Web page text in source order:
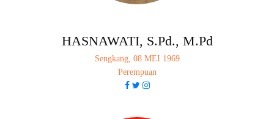
HASNAWATI, S.Pd., M.Pd
Sengkang, 08 MEI 1969
Perempuan